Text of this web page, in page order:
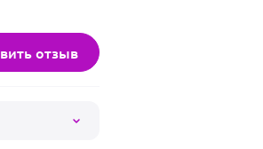
отзыв